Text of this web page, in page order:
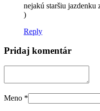
nejakú staršiu jazdenku
)
Reply
Pridaj komentár
Meno *